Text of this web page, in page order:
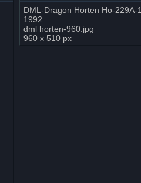
DML-Dragon Horten Ho-229A-1
1992
dml horten-960.jpg
960 x 510 px